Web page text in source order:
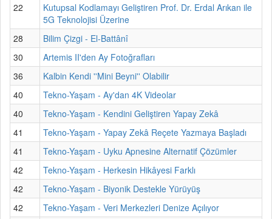
22
Kutupsal Kodlamayı Geliştiren Prof. Dr. Erdal Arıkan ile
5G Teknolojisi Üzerine
28
Bilim Çizgi - El-Battânî
30
Artemis II'den Ay Fotoğrafları
36
Kalbin Kendi ''Mini Beyni'' Olabilir
40
Tekno-Yaşam - Ay'dan 4K Videolar
40
Tekno-Yaşam - Kendini Geliştiren Yapay Zekâ
41
Tekno-Yaşam - Yapay Zekâ Reçete Yazmaya Başladı
41
Tekno-Yaşam - Uyku Apnesine Alternatif Çözümler
42
Tekno-Yaşam - Herkesin Hikâyesi Farklı
42
Tekno-Yaşam - Biyonik Destekle Yürüyüş
42
Tekno-Yaşam - Veri Merkezleri Denize Açılıyor